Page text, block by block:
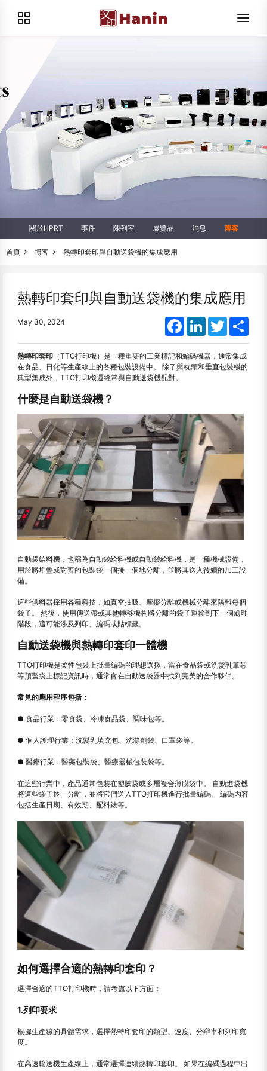
關於HPRT 事件 陳列室 展覽品 消息 博客
首頁 博客 熱轉印套印與自動送袋機的集成應用
熱轉印套印與自動送袋機的集成應用
May 30, 2024 FacebookLinkedInTwitter
熱轉印套印 （TTO打印機）是一種重要的工業標記和編碼機器，通常集成
在食品、日化等生產線上的各種包裝設備中。 除了與枕頭和垂直包裝機的
典型集成外，TTO打印機還經常與自動送袋機配對。
什麼是自動送袋機？
自動袋給料機，也稱為自動袋給料機或自動袋給料機，是一種機械設備，
用於將堆疊或對齊的包裝袋一個接一個地分離，並將其送入後續的加工設
備。
這些供料器採用各種科技，如真空抽吸、摩擦分離或機械分離來隔離每個
袋子。 然後，使用傳送帶或其他轉移機构將分離的袋子運輸到下一個處理
階段，這可能涉及列印、編碼或貼標籤。
自動送袋機與熱轉印套印一體機
TTO打印機是柔性包裝上批量編碼的理想選擇，當在食品袋或洗髮乳筆芯
等預製袋上標記資訊時，通常會在自動送袋器中找到完美的合作夥伴。
常見的應用程序包括：
● 食品行業：零食袋、冷凍食品袋、調味包等。
● 個人護理行業：洗髮乳填充包、洗滌劑袋、口罩袋等。
● 醫療行業：醫藥包裝袋、醫療器械包裝袋等。
在這些行業中，產品通常包裝在塑胶袋或多層複合薄膜袋中。 自動進袋機
將這些袋子逐一分離，並將它們送入TTO打印機進行批量編碼。 編碼內容
包括生產日期、有效期、配料錶等。
如何選擇合適的熱轉印套印？
選擇合適的TTO打印機時，請考慮以下方面：
1.列印要求
根據生產線的具體需求，選擇熱轉印套印的類型、速度、分辯率和列印寬
度。
在高速輸送機生產線上，通常選擇連續熱轉印套印。 如果在編碼過程中出